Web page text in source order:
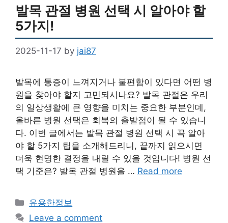
발목 관절 병원 선택 시 알아야 할
5가지!
2025-11-17 by jai87
발목에 통증이 느껴지거나 불편함이 있다면 어떤 병
원을 찾아야 할지 고민되시나요? 발목 관절은 우리
의 일상생활에 큰 영향을 미치는 중요한 부분인데,
올바른 병원 선택은 회복의 출발점이 될 수 있습니
다. 이번 글에서는 발목 관절 병원 선택 시 꼭 알아
야 할 5가지 팁을 소개해드리니, 끝까지 읽으시면
더욱 현명한 결정을 내릴 수 있을 것입니다! 병원 선
택 기준은? 발목 관절 병원을 … Read more
Categories
유용한정보
Leave a comment